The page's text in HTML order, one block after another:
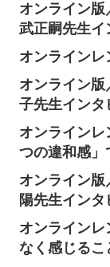
オンライン
武正嗣先生イ
オンライン
オンライン
子先生インタ
オンラインレ
つの違和感」
オンライン
陽先生インタ
オンラインレ
なく感じるこ